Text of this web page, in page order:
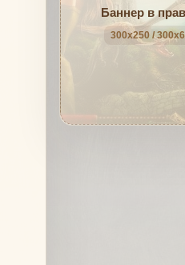
Баннер в
300x250 /